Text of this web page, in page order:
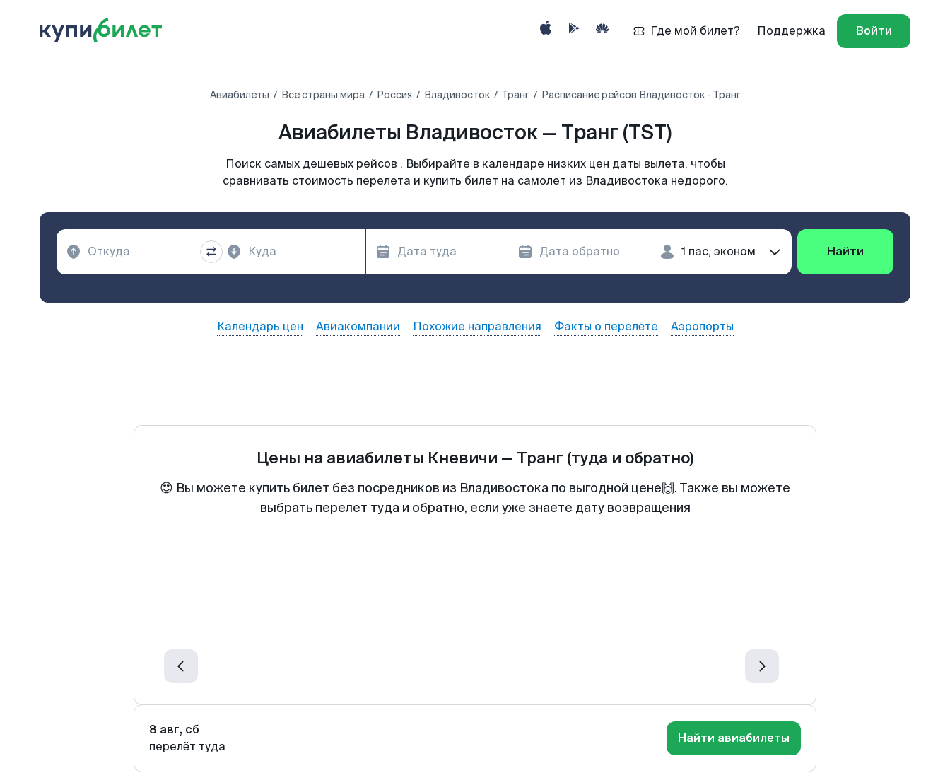
Где мой билет? Поддержка Войти
Авиабилеты Все страны мира Россия Владивосток Транг Расписание рейсов Владивосток - Транг
Авиабилеты Владивосток — Транг (TST)
Поиск самых дешевых рейсов . Выбирайте в календаре низких цен даты вылета, чтобы
сравнивать стоимость перелета и купить билет на самолет из Владивостока недорого.
Найти
Календарь цен Авиакомпании Похожие направления Факты о перелёте Аэропорты
Цены на авиабилеты Кневичи — Транг (туда и обратно)
😍 Вы можете купить билет без посредников из Владивостока по выгодной цене🙌. Также вы можете
выбрать перелет туда и обратно, если уже знаете дату возвращения
8 авг, сб
перелёт туда
Найти авиабилеты